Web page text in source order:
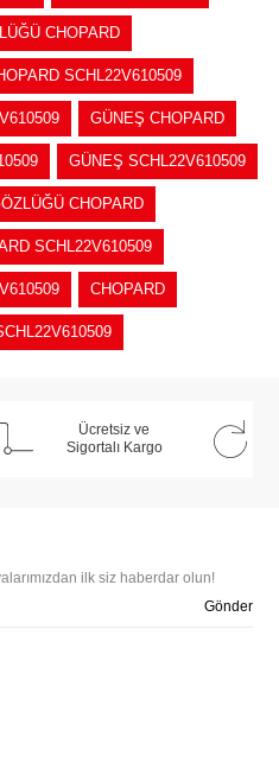
CHOPARD
SCHL22V610509
GÜNEŞ CHOPARD
GÜNEŞ SCHL22V610509
CHOPARD
SCHL22V610509
CHOPARD
Ücretsiz ve
Sigortalı Kargo
ilk siz haberdar olun!
Gönder